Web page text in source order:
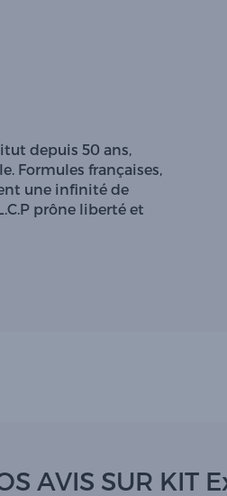
depuis 50 ans,
Formules françaises,
une infinité de
prône liberté et
AVIS SUR KIT